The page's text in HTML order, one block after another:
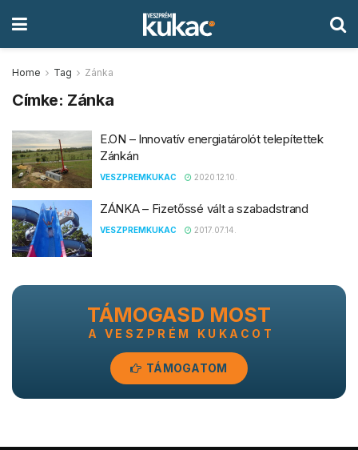
Home Tag Zánka
Címke: Zánka
E.ON – Innovatív energiatárolót telepítettek
Zánkán
VESZPREMKUKAC 2020.12.10.
ZÁNKA – Fizetőssé vált a szabadstrand
VESZPREMKUKAC 2017.07.14.
TÁMOGASD MOST
A VESZPRÉM KUKACOT
TÁMOGATOM